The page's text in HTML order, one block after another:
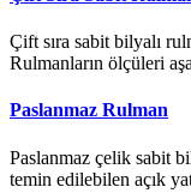
Çift sıra sabit bilyalı
Rulmanların ölçüleri
Paslanmaz Rulman
Paslanmaz çelik sabit
temin edilebilen açık